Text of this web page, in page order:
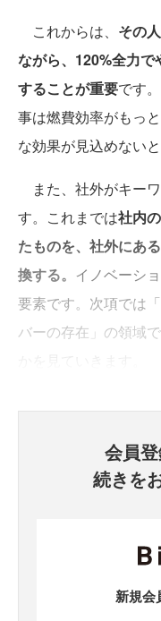
これからは、 その
ながら、120%全力
することが重要です
事は燃費効率がもっ
な効果が見込めない
また、社外がキー
す。これまでは社内
たものを、社外にあ
換する。 イノベーシ
要素です。次項では
バーの存在」の領域
会員
続きを
新規会